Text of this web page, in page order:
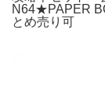
N64★PAPER
とめ売り可